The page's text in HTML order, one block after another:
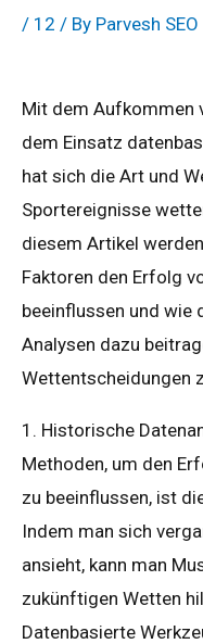
/ 12 / By Parvesh SEO
Mit dem Aufkommen
dem Einsatz
hat sich die Art und
Sportereignisse
diesem Artikel
Faktoren den Erfolg
beeinflussen und wie
Analysen dazu
Wettentscheidungen
1. Historische
Methoden, um den
zu beeinflussen, ist
Indem man sich
ansieht, kann man
zukünftigen Wetten
Datenbasierte